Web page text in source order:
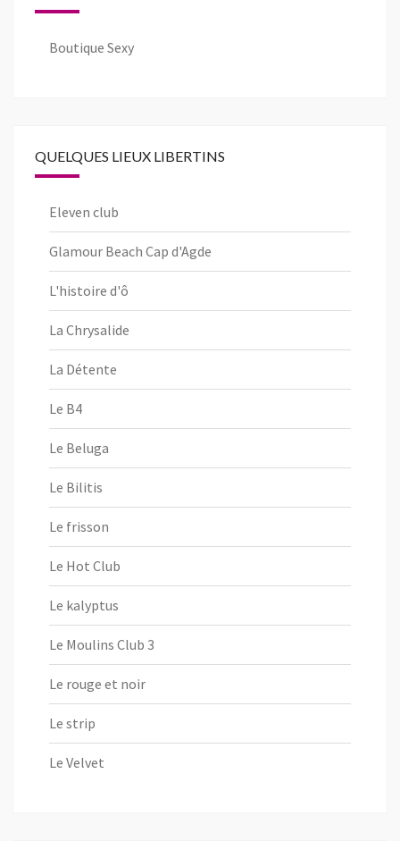
Boutique Sexy
QUELQUES LIEUX LIBERTINS
Eleven club
Glamour Beach Cap d'Agde
L'histoire d'ô
La Chrysalide
La Détente
Le B4
Le Beluga
Le Bilitis
Le frisson
Le Hot Club
Le kalyptus
Le Moulins Club 3
Le rouge et noir
Le strip
Le Velvet